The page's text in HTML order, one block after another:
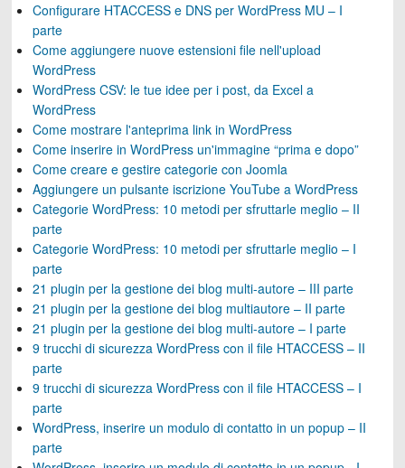
Configurare HTACCESS e DNS per WordPress MU – I
parte
Come aggiungere nuove estensioni file nell'upload
WordPress
WordPress CSV: le tue idee per i post, da Excel a
WordPress
Come mostrare l'anteprima link in WordPress
Come inserire in WordPress un'immagine “prima e dopo”
Come creare e gestire categorie con Joomla
Aggiungere un pulsante iscrizione YouTube a WordPress
Categorie WordPress: 10 metodi per sfruttarle meglio – II
parte
Categorie WordPress: 10 metodi per sfruttarle meglio – I
parte
21 plugin per la gestione dei blog multi-autore – III parte
21 plugin per la gestione dei blog multiautore – II parte
21 plugin per la gestione dei blog multi-autore – I parte
9 trucchi di sicurezza WordPress con il file HTACCESS – II
parte
9 trucchi di sicurezza WordPress con il file HTACCESS – I
parte
WordPress, inserire un modulo di contatto in un popup – II
parte